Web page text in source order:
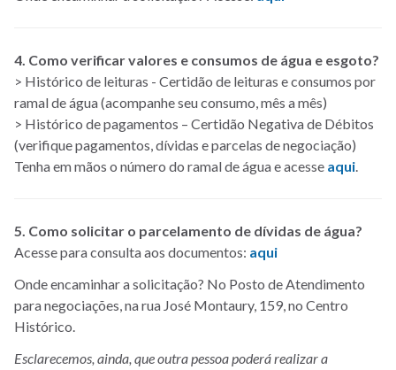
4. Como verificar valores e consumos de água e esgoto?
> Histórico de leituras - Certidão de leituras e consumos por
ramal de água (acompanhe seu consumo, mês a mês)
> Histórico de pagamentos – Certidão Negativa de Débitos
(verifique pagamentos, dívidas e parcelas de negociação)
Tenha em mãos o número do ramal de água e acesse aqui.
5. Como solicitar o parcelamento de dívidas de água?
Acesse para consulta aos documentos: aqui
Onde encaminhar a solicitação? No Posto de Atendimento
para negociações, na rua José Montaury, 159, no Centro
Histórico.
Esclarecemos, ainda, que outra pessoa poderá realizar a